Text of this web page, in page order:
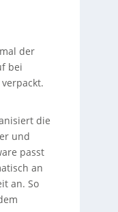
der
bei
die
und
passt
an
an. So